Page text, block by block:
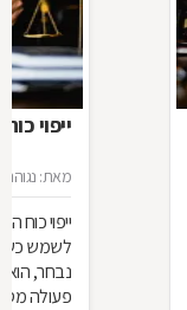
ייפוי
מאת: נגוהה
ייפוי
לשמש
נבחר, הוא
פעולה